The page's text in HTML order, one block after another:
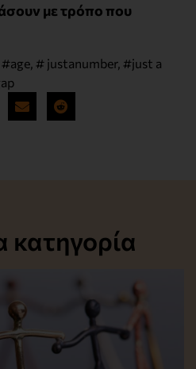
με τρόπο που
#age, # justanumber, #just a
κατηγορία